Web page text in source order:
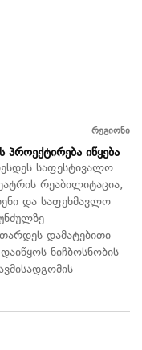
რეგიონი
იწყება
საფესტივალო
რეაბილიტაცია,
და საფეხმავლო
დამატებითი
ნიჩბოსნობის